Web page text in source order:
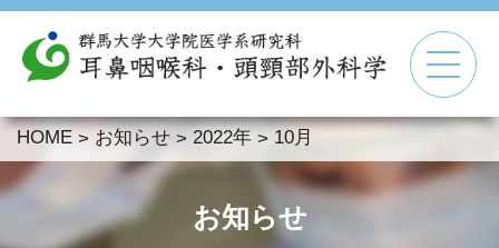
▼
HOME > お知らせ > 2022年 > 10月
お知らせ